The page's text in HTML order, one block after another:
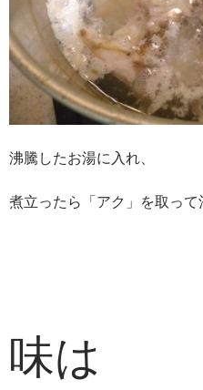
沸騰したお湯に入れ、
煮立ったら「アク」を取って
味は